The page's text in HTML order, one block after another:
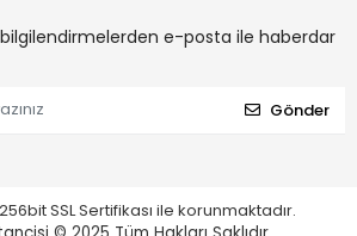
e-posta ile haberdar
Gönder
SSL Sertifikası ile korunmaktadır.